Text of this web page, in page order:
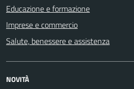
Educazione e formazione
Imprese e commercio
Salute, benessere e assistenza
NOVITÀ